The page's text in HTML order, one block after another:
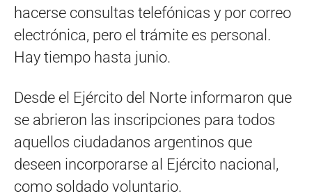
hacerse consultas telefónicas y por correo
electrónica, pero el trámite es personal.
Hay tiempo hasta junio.
Desde el Ejército del Norte informaron que
se abrieron las inscripciones para todos
aquellos ciudadanos argentinos que
deseen incorporarse al Ejército nacional,
como soldado voluntario.